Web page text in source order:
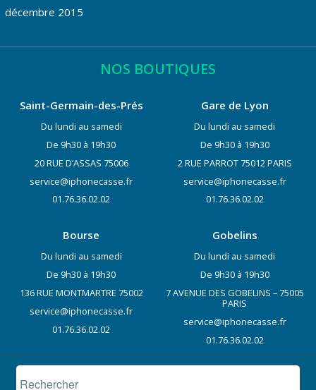
décembre 2015
NOS BOUTIQUES
Saint-Germain-des-Prés
Du lundi au samedi
De 9h30 à 19h30
20 RUE D’ASSAS 75006
service@iphonecasse.fr
01.76.36.02.02
Gare de Lyon
Du lundi au samedi
De 9h30 à 19h30
2 RUE PARROT 75012 PARIS
service@iphonecasse.fr
01.76.36.02.02
Bourse
Du lundi au samedi
De 9h30 à 19h30
136 RUE MONTMARTRE 75002
service@iphonecasse.fr
01.76.36.02.02
Gobelins
Du lundi au samedi
De 9h30 à 19h30
7 AVENUE DES GOBELINS – 75005
PARIS
service@iphonecasse.fr
01.76.36.02.02